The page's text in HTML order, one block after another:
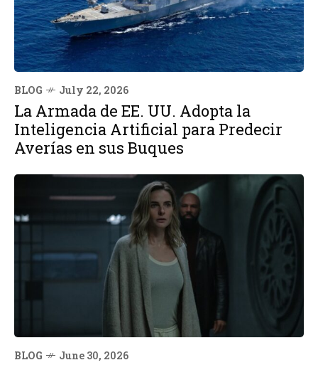
BLOG July 22, 2026
La Armada de EE. UU. Adopta la
Inteligencia Artificial para Predecir
Averías en sus Buques
BLOG June 30, 2026